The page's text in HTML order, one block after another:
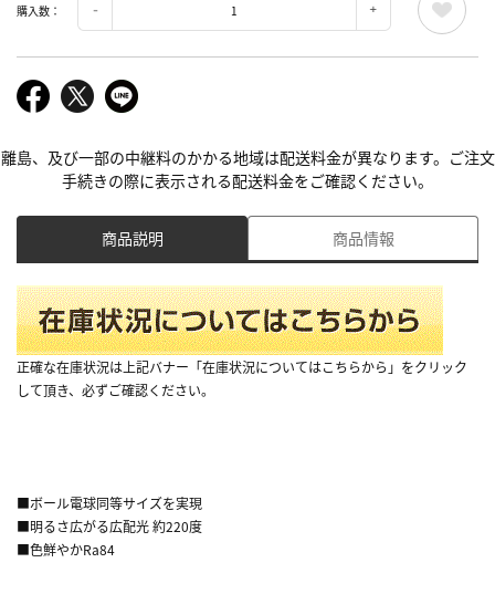
購入数：
離島、及び一部の中継料のかかる地域は配送料金が異なります。ご注文
手続きの際に表示される配送料金をご確認ください。
商品説明 商品情報
正確な在庫状況は上記バナー「在庫状況についてはこちらから」をクリック
して頂き、必ずご確認ください。
■ボール電球同等サイズを実現
■明るさ広がる広配光 約220度
■色鮮やかRa84